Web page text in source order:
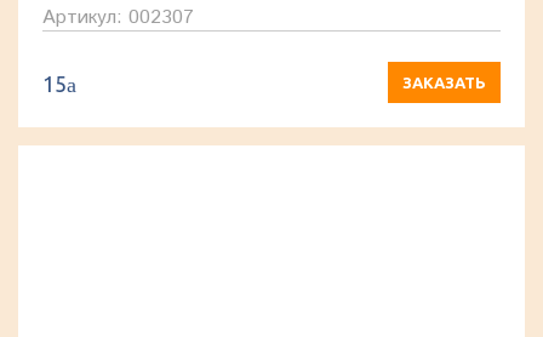
Артикул: 002307
15a ЗАКАЗАТЬ